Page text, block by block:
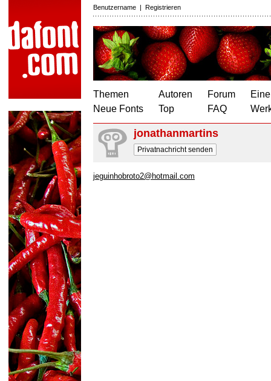
Benutzername | Registrieren
Themen
Neue Fonts
Autoren
Top
Forum
FAQ
jonathanmartins
Privatnachricht senden
jeguinhobroto2@hotmail.com